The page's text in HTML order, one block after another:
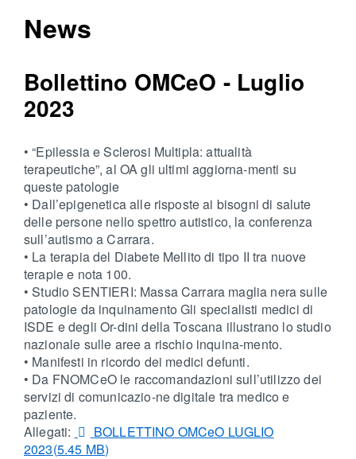
News
Bollettino OMCeO - Luglio
2023
• “Epilessia e Sclerosi Multipla: attualità
terapeutiche”, al OA gli ultimi aggiorna-menti su
queste patologie
• Dall’epigenetica alle risposte ai bisogni di salute
delle persone nello spettro autistico, la conferenza
sull’autismo a Carrara.
• La terapia del Diabete Mellito di tipo II tra nuove
terapie e nota 100.
• Studio SENTIERI: Massa Carrara maglia nera sulle
patologie da inquinamento Gli specialisti medici di
ISDE e degli Or-dini della Toscana illustrano lo studio
nazionale sulle aree a rischio inquina-mento.
• Manifesti in ricordo dei medici defunti.
• Da FNOMCeO le raccomandazioni sull’utilizzo dei
servizi di comunicazio-ne digitale tra medico e
paziente.
Allegati:
pdf
BOLLETTINO OMCeO LUGLIO
2023(5.45 MB)